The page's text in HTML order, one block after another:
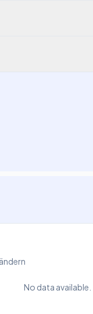
No data available.